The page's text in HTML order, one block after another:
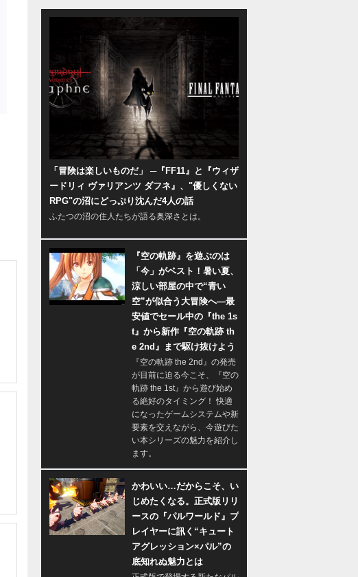
「冒険は楽しいものだ」 ─『FF11』と『ウィザ
ードリィ ヴァリアンツ ダフネ』、"優しくない
RPG"の沼にどっぷり沈んだ4人の話
ふたつの沼の住人たちが語る奥深さとは。
『空の軌跡』を遊ぶのは
「今」がベスト！暑い夏、
涼しい部屋の中で“青い
空”が似合う大冒険へ―最
安値でセール中の『the 1s
t』から新作『空の軌跡 th
e 2nd』まで駆け抜けよう
『空の軌跡 the 2nd』の発売
が目前に迫る今こそ、『空の
軌跡 the 1st』から遊び始め
る絶好のタイミング！ 快適
になったゲームシステムや新
要素を交えながら、今遊びた
い本シリーズの魅力を紹介し
ます。
かわいい…だからこそ、い
じめたくなる。正式版リリ
ースの『パルワールド』プ
レイヤーに訊く“キュート
アグレッション×パル”の
底知れぬ魅力とは